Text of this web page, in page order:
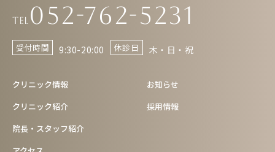
Tel 052-762-5231
受付時間 9:30-20:00 休診日 木・日・祝
クリニック情報
クリニック紹介
院長・スタッフ紹介
お知らせ
採用情報